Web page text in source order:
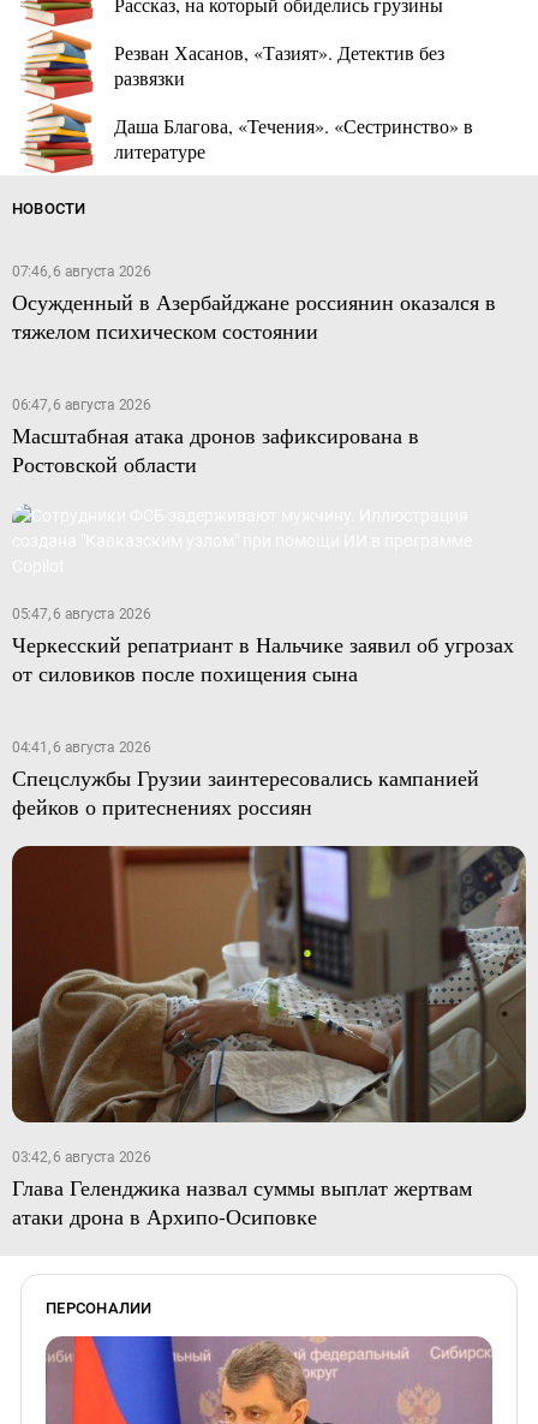
Резван Хасанов, «Тазият». Детектив без
развязки
Даша Благова, «Течения». «Сестринство» в
литературе
НОВОСТИ
07:46, 6 августа 2026
Осужденный в Азербайджане россиянин оказался в
тяжелом психическом состоянии
06:47, 6 августа 2026
Масштабная атака дронов зафиксирована в
Ростовской области
05:47, 6 августа 2026
Черкесский репатриант в Нальчике заявил об угрозах
от силовиков после похищения сына
04:41, 6 августа 2026
Спецслужбы Грузии заинтересовались кампанией
фейков о притеснениях россиян
03:42, 6 августа 2026
Глава Геленджика назвал суммы выплат жертвам
атаки дрона в Архипо-Осиповке
ПЕРСОНАЛИИ